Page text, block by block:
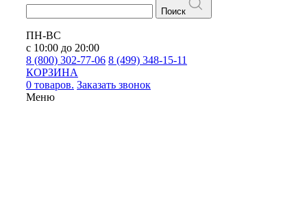
Поиск
ПН-ВС
с 10:00 до 20:00
8 (800) 302-77-06 8 (499) 348-15-11
КОРЗИНА
0 товаров. Заказать звонок
Меню